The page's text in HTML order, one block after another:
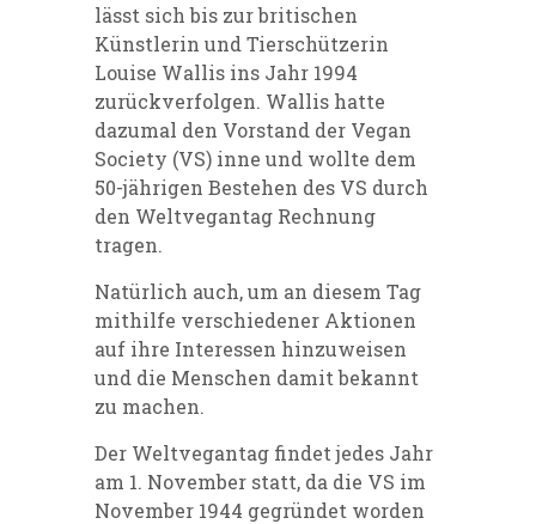
lässt sich bis zur britischen
Künstlerin und Tierschützerin
Louise Wallis ins Jahr 1994
zurückverfolgen. Wallis hatte
dazumal den Vorstand der Vegan
Society (VS) inne und wollte dem
50-jährigen Bestehen des VS durch
den Weltvegantag Rechnung
tragen.
Natürlich auch, um an diesem Tag
mithilfe verschiedener Aktionen
auf ihre Interessen hinzuweisen
und die Menschen damit bekannt
zu machen.
Der Weltvegantag findet jedes Jahr
am 1. November statt, da die VS im
November 1944 gegründet worden